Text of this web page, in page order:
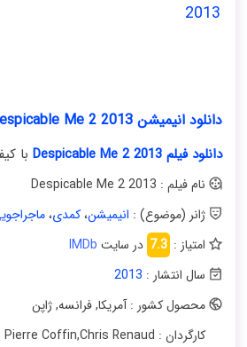
2013
دانلود انیمیشن Despicable Me 2 2013
دانلود فیلم Despicable Me 2 2013 با
نام فیلم : Despicable Me 2 2013
ژانر (موضوع) : انیمیشن،کمدی،
امتیاز : 7.3 در سایت IMDb
سال انتشار : 2013
محصول کشور : آمریکا,فرانسه,ژاپن
کارگردان : Pierre Coffin
,Chris Renaud